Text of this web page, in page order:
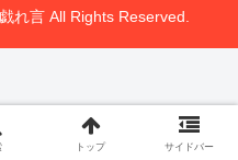
れ言 All Rights Reserved.
トップ サイドバー